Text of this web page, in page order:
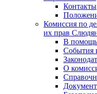
Контакты
Комиссия по
их прав
В помощь
События
О